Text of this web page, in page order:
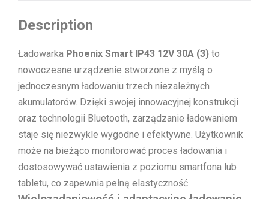
Description
Ładowarka Phoenix Smart IP43 12V 30A (3) to
nowoczesne urządzenie stworzone z myślą o
jednoczesnym ładowaniu trzech niezależnych
akumulatorów. Dzięki swojej innowacyjnej konstrukcji
oraz technologii Bluetooth, zarządzanie ładowaniem
staje się niezwykle wygodne i efektywne. Użytkownik
może na bieżąco monitorować proces ładowania i
dostosowywać ustawienia z poziomu smartfona lub
tabletu, co zapewnia pełną elastyczność.